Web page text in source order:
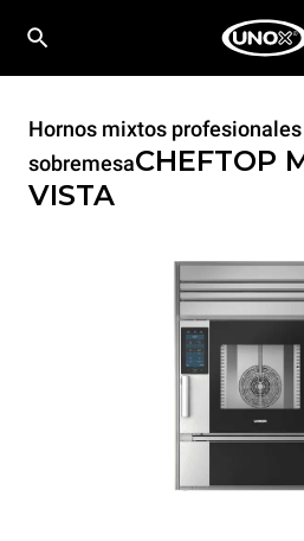
Hornos mixtos profesionales
sobremesaCHEFTOP
VISTA